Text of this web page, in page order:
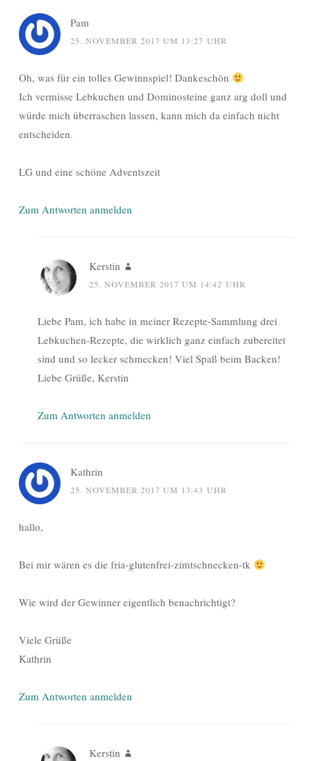
Pam
25. NOVEMBER 2017 UM 13:27 UHR
Oh, was für ein tolles Gewinnspiel! Dankeschön
Ich vermisse Lebkuchen und Dominosteine ganz arg doll und
würde mich überraschen lassen, kann mich da einfach nicht
entscheiden.
LG und eine schöne Adventszeit
Zum Antworten anmelden
Kerstin
25. NOVEMBER 2017 UM 14:42 UHR
Liebe Pam, ich habe in meiner Rezepte-Sammlung drei
Lebkuchen-Rezepte, die wirklich ganz einfach zubereitet
sind und so lecker schmecken! Viel Spaß beim Backen!
Liebe Grüße, Kerstin
Zum Antworten anmelden
Kathrin
25. NOVEMBER 2017 UM 13:43 UHR
hallo,
Bei mir wären es die fria-glutenfrei-zimtschnecken-tk
Wie wird der Gewinner eigentlich benachrichtigt?
Viele Grüße
Kathrin
Zum Antworten anmelden
Kerstin